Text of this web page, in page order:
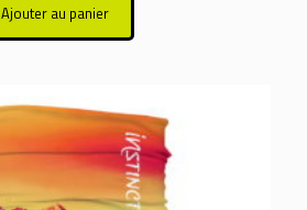
Ajouter au panier